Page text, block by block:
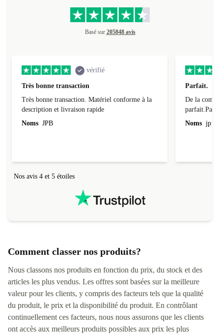
Basé sur 205848 avis
vérifié
Très bonne transaction
Très bonne transaction. Matériel conforme à la
description et livraison rapide
Noms JPB
Parfait.
De la
Noms jp
Nos avis 4 et 5 étoiles
Comment classer nos produits?
Nous classons nos produits en fonction du prix, du stock et des
articles les plus vendus. Les offres sont basées sur la meilleure
valeur pour les clients, y compris des facteurs tels que la qualité
du produit, le prix et la disponibilité du produit. En contrôlant
continuellement ces facteurs, nous nous assurons que les clients
ont accès aux meilleurs produits possibles aux prix les plus